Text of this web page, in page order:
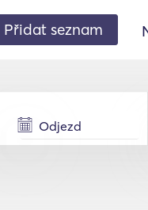
Přidat seznam